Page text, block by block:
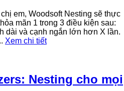
em, Woodsoft Nesting sẽ thực
mãn 1 trong 3 điều kiện sau:
dài và cạnh ngắn lớn hơn X lần.
Xem chi tiết
Nesting cho mọi